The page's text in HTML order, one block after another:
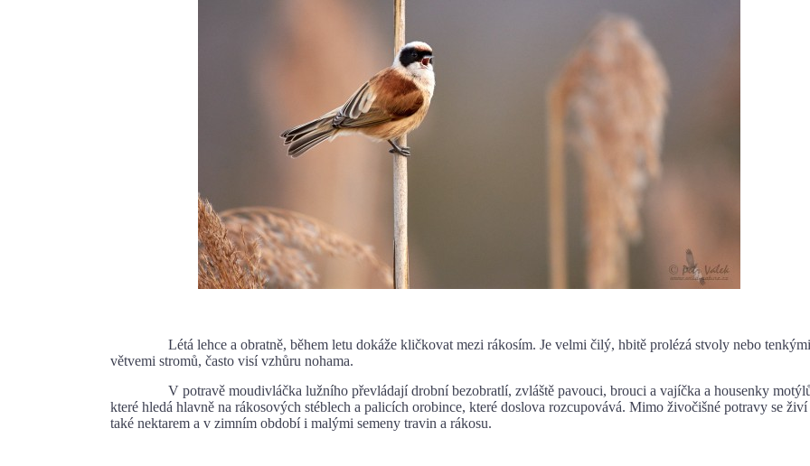
Létá lehce a obratně, během letu dokáže kličkovat mezi rákosím. Je velmi čilý, hbitě prolézá stvoly nebo tenkými
větvemi stromů, často visí vzhůru nohama.
V potravě moudivláčka lužního převládají drobní bezobratlí, zvláště pavouci, brouci a vajíčka a housenky
které hledá hlavně na rákosových stéblech a palicích orobince, které doslova rozcupovává. Mimo živočišné potravy se živí
také nektarem a v zimním období i malými semeny travin a rákosu.